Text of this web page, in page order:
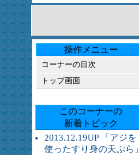
操作メニュー
コーナーの目次
トップ画面
このコーナーの
新着トピック
2013.12.19UP 「アジを
使ったすり身の天ぷら」